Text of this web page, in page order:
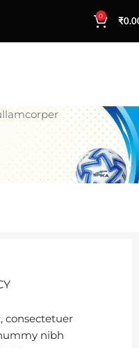
0 ₹
consectetuer
nibh